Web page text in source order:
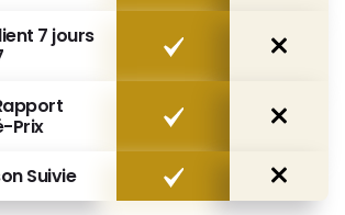
7 jours
Prix
Suivie